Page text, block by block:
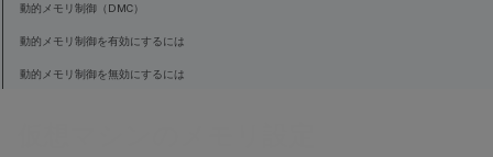
動的メモリ制御（DMC）
動的メモリ制御を有効にするには
動的メモリ制御を無効にするには